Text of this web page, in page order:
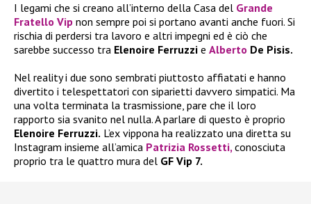
I legami che si creano all’interno della Casa del Grande
Fratello Vip non sempre poi si portano avanti anche fuori. Si
rischia di perdersi tra lavoro e altri impegni ed è ciò che
sarebbe successo tra Elenoire Ferruzzi e Alberto De Pisis.
Nel reality i due sono sembrati piuttosto affiatati e hanno
divertito i telespettatori con siparietti davvero simpatici. Ma
una volta terminata la trasmissione, pare che il loro
rapporto sia svanito nel nulla. A parlare di questo è proprio
Elenoire Ferruzzi. L’ex vippona ha realizzato una diretta su
Instagram insieme all’amica Patrizia Rossetti, conosciuta
proprio tra le quattro mura del GF Vip 7.